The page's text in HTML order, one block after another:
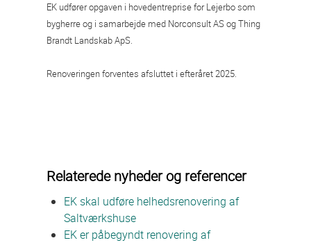
EK udfører opgaven i hovedentreprise for Lejerbo som
bygherre og i samarbejde med Norconsult AS og Thing
Brandt Landskab ApS.
Renoveringen forventes afsluttet i efteråret 2025.
Relaterede nyheder og referencer
EK skal udføre helhedsrenovering af
Saltværkshuse
EK er påbegyndt renovering af